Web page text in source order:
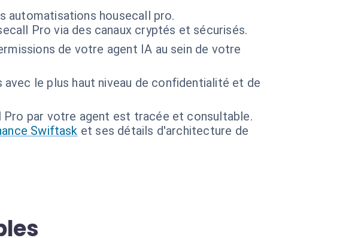
automatisations housecall pro.
Pro via des canaux cryptés et sécurisés.
de votre agent IA au sein de votre
le plus haut niveau de confidentialité et de
par votre agent est tracée et consultable.
Swiftask et ses détails d'architecture de